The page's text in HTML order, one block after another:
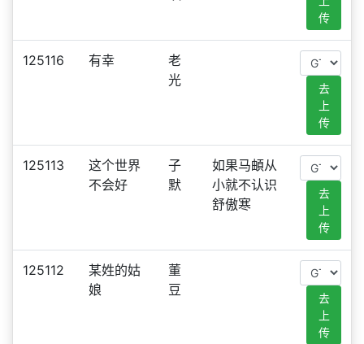
传
125116 有幸
老
光
去
上
传
125113
这个世界
不会好
子
默
如果马頔从
小就不认识
舒傲寒
去
上
传
125112
某姓的姑
娘
董
豆
去
上
传